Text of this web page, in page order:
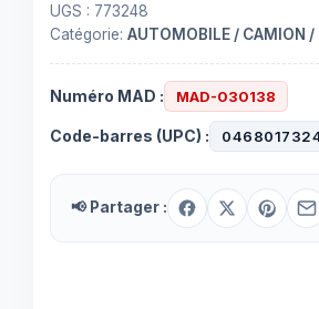
UGS : 773248
Catégorie: AUTOMOBILE / CAMION /
Numéro MAD : MAD-030138
Code-barres (UPC) :
📢 Partager :